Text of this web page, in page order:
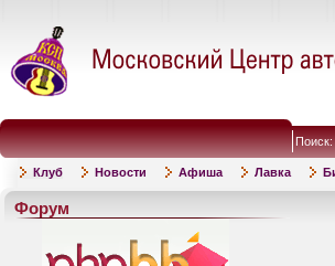
Клуб Новости Афиша Лавка
Форум